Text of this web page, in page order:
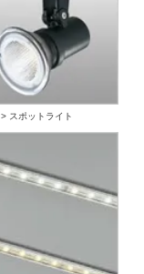
> スポットライト